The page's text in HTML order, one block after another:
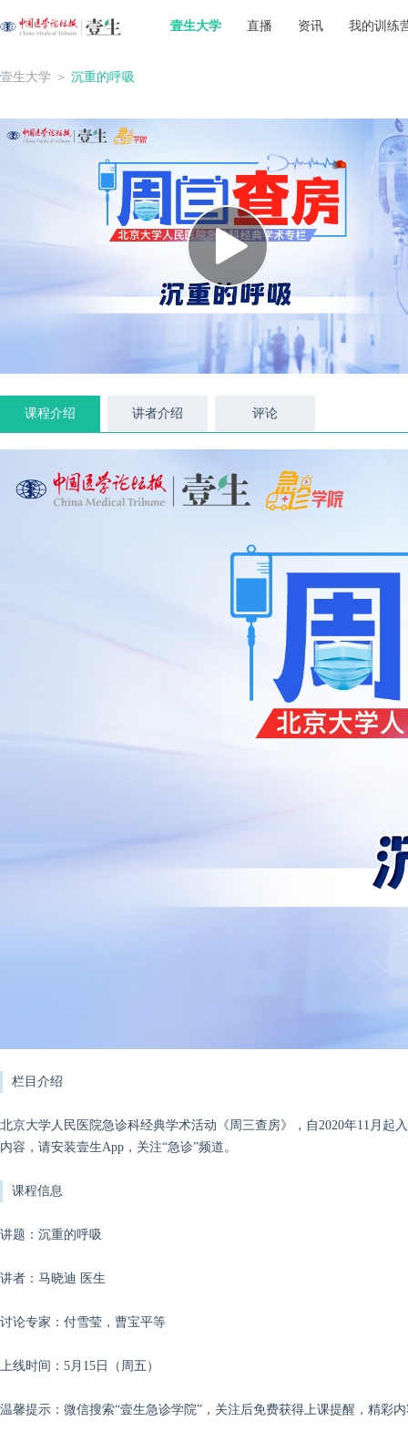
壹生大学 直播 资讯 我的训练
壹生大学 ＞ 沉重的呼吸
课程介绍 讲者介绍 评论
栏目介绍
北京大学人民医院急诊科经典学术活动《周三查房》，自2020年11月
内容，请安装壹生App，关注“急诊”频道。
课程信息
讲题：沉重的呼吸
讲者：马晓迪 医生
讨论专家：付雪莹，曹宝平等
上线时间：5月15日（周五）
温馨提示：微信搜索“壹生急诊学院”，关注后免费获得上课提醒，精彩